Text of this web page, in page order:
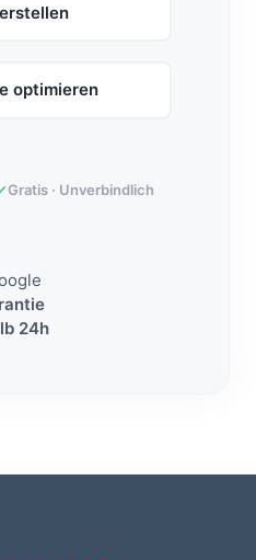
optimieren
Gratis · Unverbindlich
24h